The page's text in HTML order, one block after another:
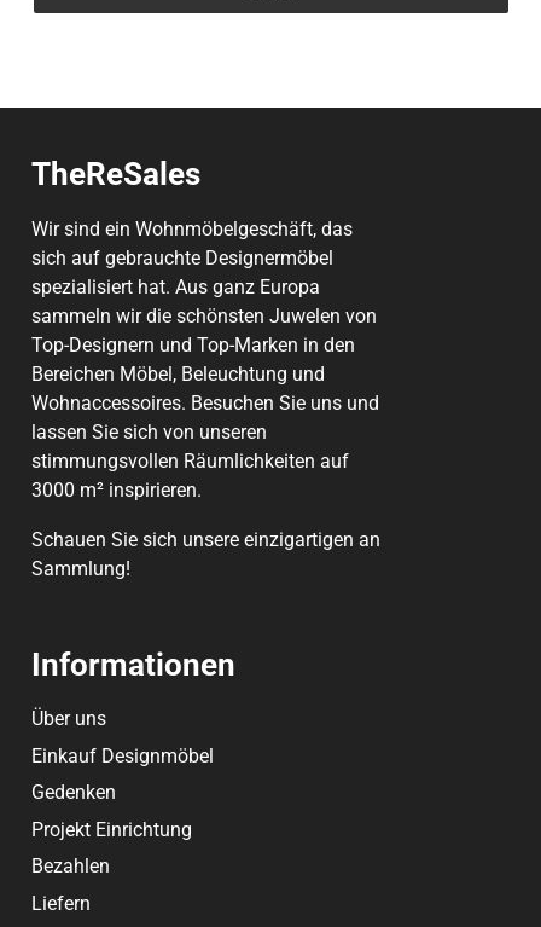
TheReSales
Wir sind ein Wohnmöbelgeschäft, das
sich auf gebrauchte Designermöbel
spezialisiert hat. Aus ganz Europa
sammeln wir die schönsten Juwelen von
Top-Designern und Top-Marken in den
Bereichen Möbel, Beleuchtung und
Wohnaccessoires. Besuchen Sie uns und
lassen Sie sich von unseren
stimmungsvollen Räumlichkeiten auf
3000 m² inspirieren.
Schauen Sie sich unsere einzigartigen an
Sammlung!
Informationen
Über uns
Einkauf Designmöbel
Gedenken
Projekt Einrichtung
Bezahlen
Liefern